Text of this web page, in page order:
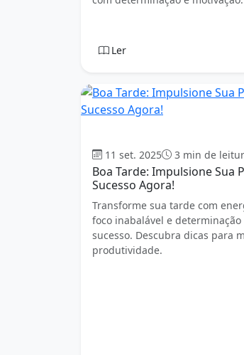
Ler
11 set. 2025 3 min de
Boa Tarde: Impulsione Sua
Sucesso Agora!
Transforme sua tarde com
foco inabalável e
sucesso. Descubra dicas para
produtividade.